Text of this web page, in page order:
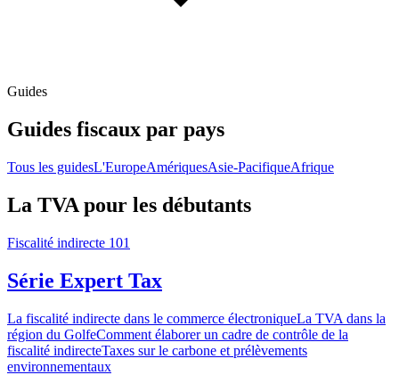
Guides
Guides fiscaux par pays
Tous les guidesL'EuropeAmériquesAsie-PacifiqueAfrique
La TVA pour les débutants
Fiscalité indirecte 101
Série Expert Tax
La fiscalité indirecte dans le commerce électroniqueLa TVA dans la
région du GolfeComment élaborer un cadre de contrôle de la
fiscalité indirecteTaxes sur le carbone et prélèvements
environnementaux